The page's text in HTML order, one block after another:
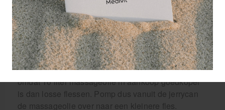
toepassing van de
massagemiddelen in de dagelijkse praktijk. Met
deze pomp kunt u makkelijk massageolie pompen
in handige dosering.
De Pomp voor 10 liter jerrycan is ook makkelijk
omdat 10 liter massageolie in aankoop goedkoper
is dan losse flessen. Pomp dus vanuit de jerrycan
de massageolie over naar een kleinere fles.